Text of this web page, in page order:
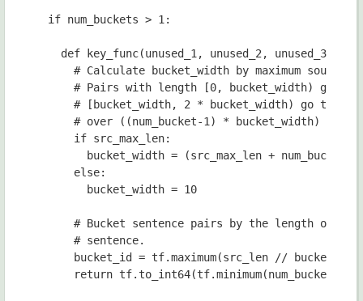
if num_buckets > 1 :
def key_func(unused_1 , unused_2 , unused_3
# Calculate bucket_width by maximum source
# Pairs with length [0, bucket_width) go to
# [bucket_width, 2 * bucket_width) go to
# over ((num_bucket-1) * bucket_width)
if src_max_len:
bucket_width = (src_max_len + num_buckets
else:
bucket_width = 10
# Bucket sentence pairs by the length of
# sentence.
bucket_id = tf.maximum(src_len //
return tf. to_int64(tf.minimum(num_buckets